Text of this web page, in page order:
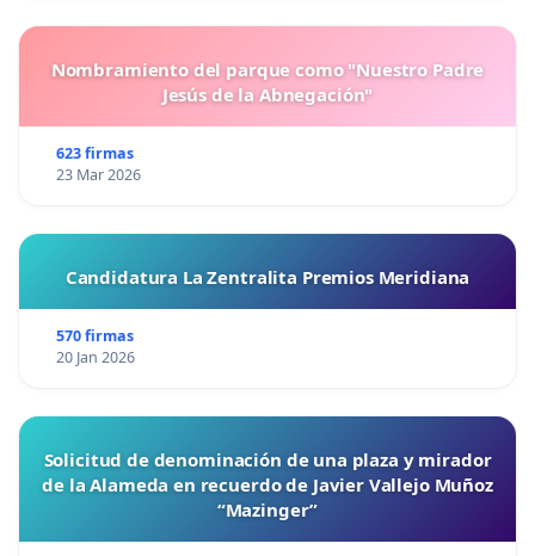
Nombramiento del parque como "Nuestro Padre
Jesús de la Abnegación"
623 firmas
23 Mar 2026
Candidatura La Zentralita Premios Meridiana
570 firmas
20 Jan 2026
Solicitud de denominación de una plaza y mirador
de la Alameda en recuerdo de Javier Vallejo Muñoz
“Mazinger”